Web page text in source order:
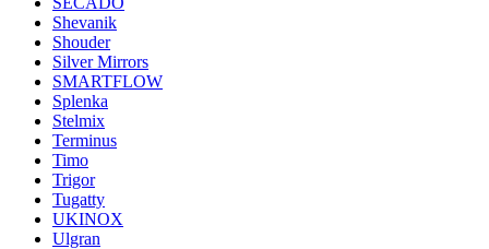
Shevanik
Shouder
Silver Mirrors
SMARTFLOW
Splenka
Stelmix
Terminus
Timo
Trigor
Tugatty
UKINOX
Ulgran